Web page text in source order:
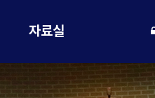
자료실